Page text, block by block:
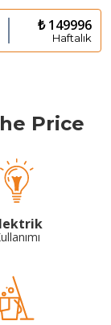
₺ 149996
Haftalık
Price